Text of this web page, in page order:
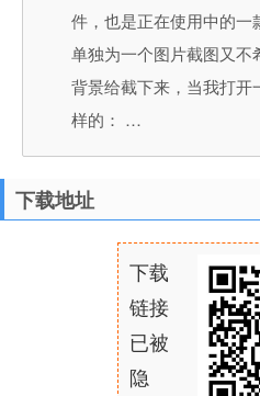
件，也是正在使用中的
单独为一个图片截图又
背景给截下来，当我打
样的： …
下载地址
下载
链接
已被
隐